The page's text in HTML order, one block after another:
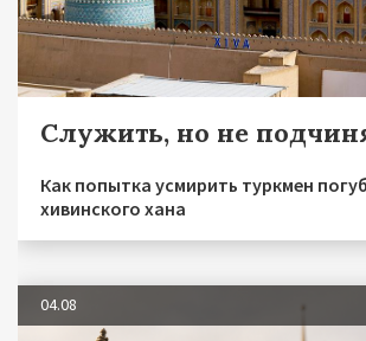
Служить, но не
Как попытка усмирить туркмен
хивинского хана
04.08